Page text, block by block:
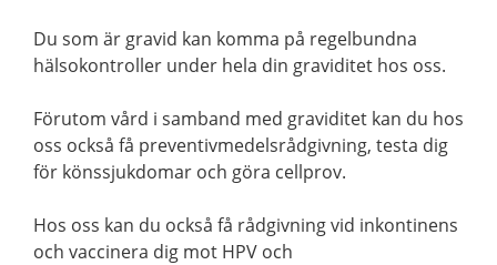
Du som är gravid kan komma på regelbundna
hälsokontroller under hela din graviditet hos oss.
Förutom vård i samband med graviditet kan du hos
oss också få preventivmedelsrådgivning, testa dig
för könssjukdomar och göra cellprov.
Hos oss kan du också få rådgivning vid inkontinens
och vaccinera dig mot HPV och